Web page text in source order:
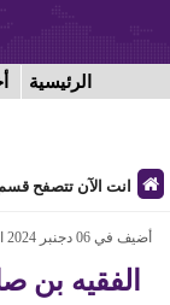
الرئيسية
انت الآن تتصفح
أضيف في 06 دجنبر 2024 الساعة 57 : 00
الفقيه بن